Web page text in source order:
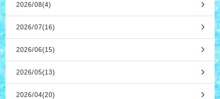
2026/08(4)
2026/07(16)
2026/06(15)
2026/05(13)
2026/04(20)